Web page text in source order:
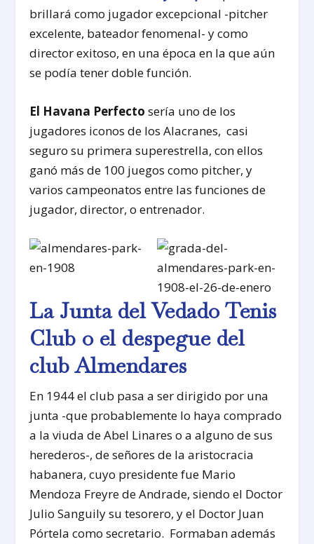
brillará como jugador excepcional -pitcher
excelente, bateador fenomenal- y como
director exitoso, en una época en la que aún
se podía tener doble función.
El Havana Perfecto sería uno de los
jugadores iconos de los Alacranes, casi
seguro su primera superestrella, con ellos
ganó más de 100 juegos como pitcher, y
varios campeonatos entre las funciones de
jugador, director, o entrenador.
La Junta del Vedado Tenis
Club o el despegue del
club Almendares
En 1944 el club pasa a ser dirigido por una
junta -que probablemente lo haya comprado
a la viuda de Abel Linares o a alguno de sus
herederos-, de señores de la aristocracia
habanera, cuyo presidente fue Mario
Mendoza Freyre de Andrade, siendo el Doctor
Julio Sanguily su tesorero, y el Doctor Juan
Pórtela como secretario. Formaban además